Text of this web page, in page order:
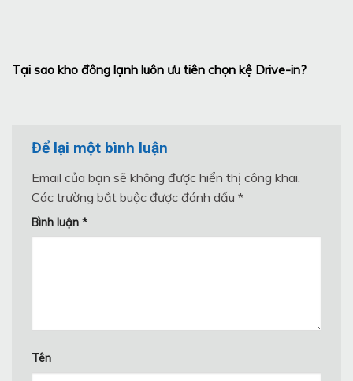
Tại sao kho đông lạnh luôn ưu tiên chọn kệ Drive-in?
Để lại một bình luận
Email của bạn sẽ không được hiển thị công khai.
Các trường bắt buộc được đánh dấu *
Bình luận *
Tên